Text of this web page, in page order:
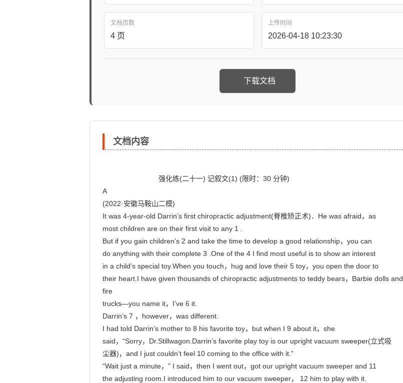
文档页数
4 页
上传时间
2026-04-18 10:23:30
下载文档
文档内容
                            强化练(二十一) 记叙文(1) (限时：30 分钟)
A
(2022·安徽马鞍山二模)
It was 4-year-old Darrin’s first chiropractic adjustment(脊椎矫正术)．He was afraid，as
most children are on their first visit to any 1 .
But if you gain children’s 2 and take the time to develop a good relationship，you can
do anything with their complete 3 .One of the 4 I find most useful is to show an interest
in a child’s special toy.When you touch，hug and love their 5 toy，you open the door to
their heart.I have given thousands of chiropractic adjustments to teddy bears，Barbie dolls and
fire
trucks—you name it，I’ve 6 it.
Darrin’s 7 ，however，was different.
I had told Darrin’s mother to 8 his favorite toy，but when I 9 about it，she
said，“Sorry，Dr.Stillwagon.Darrin’s favorite play toy is our upright vacuum sweeper(立式吸
尘器)，and I just couldn’t feel 10 coming to the office with it.”
“Wait just a minute，” I said，then I went out，got our upright vacuum sweeper and 11
the adjusting room.I introduced him to our vacuum sweeper， 12 him to play with it.